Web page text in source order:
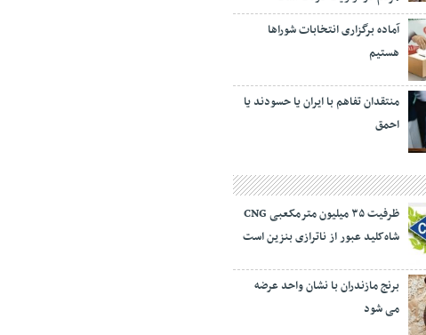
آماده برگزاری انتخابات شورا‌ها
هستیم
منتقدان تفاهم با ایران یا حسودند یا
احمق
ظرفیت ۳۵ میلیون مترمکعبی CNG
شاه‌کلید عبور از ناترازی بنزین است
برنج مازندران با نشان واحد عرضه
می شود